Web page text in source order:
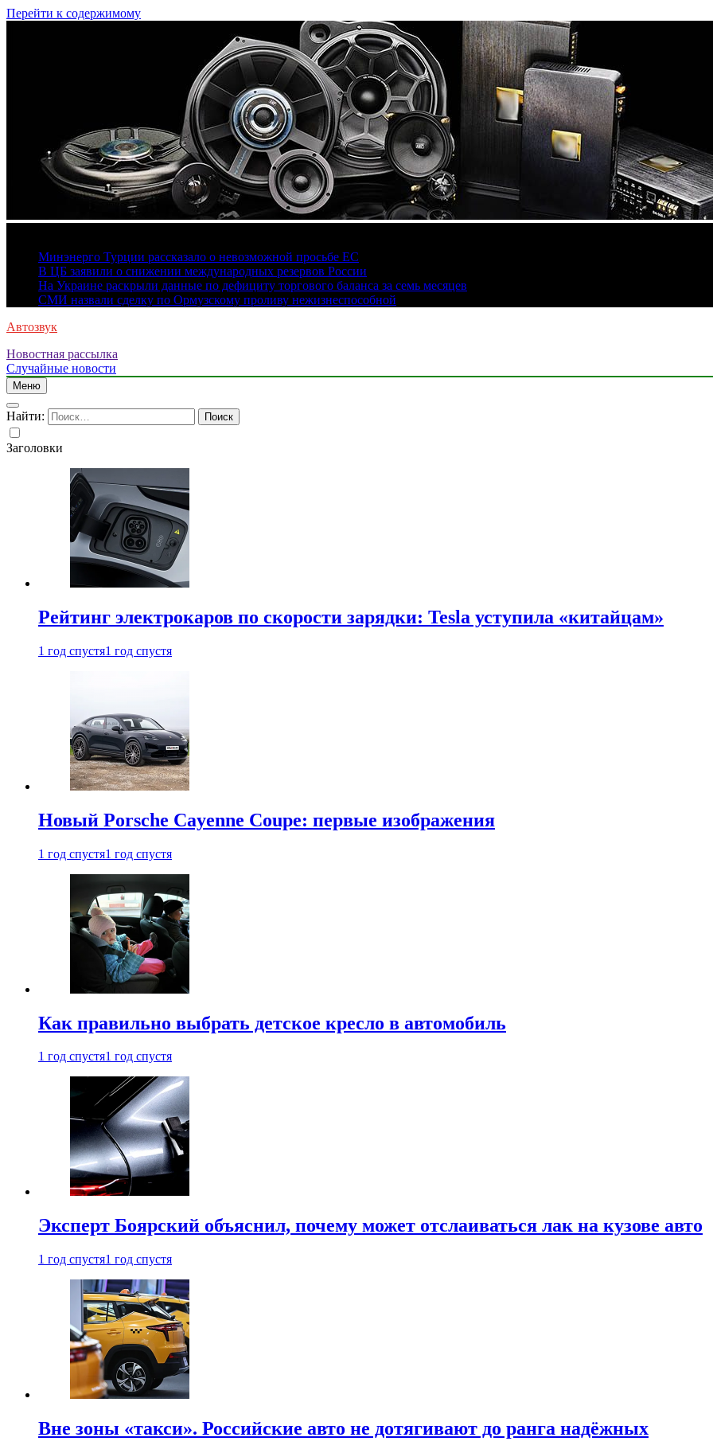
Перейти к содержимому
Минэнерго Турции рассказало о невозможной просьбе ЕС
В ЦБ заявили о снижении международных резервов России
На Украине раскрыли данные по дефициту торгового баланса за семь месяцев
СМИ назвали сделку по Ормузскому проливу нежизнеспособной
Автозвук
Новостная рассылка
Случайные новости
Меню
Найти:
Заголовки
Рейтинг электрокаров по скорости зарядки: Tesla уступила «китайцам»
1 год спустя1 год спустя
Новый Porsche Cayenne Coupe: первые изображения
1 год спустя1 год спустя
Как правильно выбрать детское кресло в автомобиль
1 год спустя1 год спустя
Эксперт Боярский объяснил, почему может отслаиваться лак на кузове авто
1 год спустя1 год спустя
Вне зоны «такси». Российские авто не дотягивают до ранга надёжных